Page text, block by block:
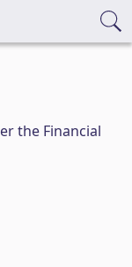
the Financial